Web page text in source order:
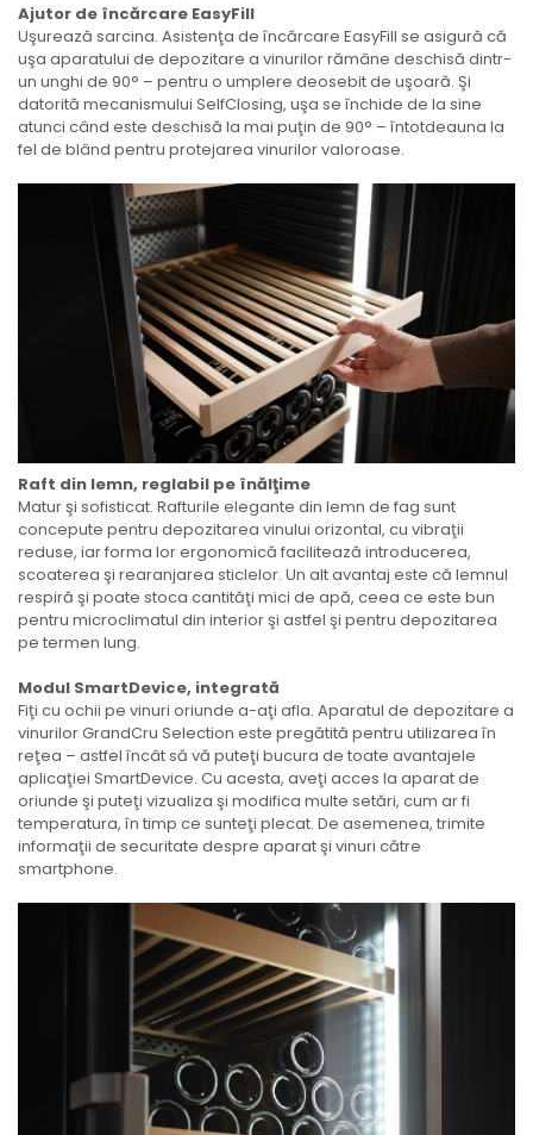
Ajutor de încărcare EasyFill
Uşurează sarcina. Asistenţa de încărcare EasyFill se asigură că
uşa aparatului de depozitare a vinurilor rămâne deschisă dintr-
un unghi de 90° – pentru o umplere deosebit de uşoară. Şi
datorită mecanismului SelfClosing, uşa se închide de la sine
atunci când este deschisă la mai puţin de 90° – întotdeauna la
fel de blând pentru protejarea vinurilor valoroase.
Raft din lemn, reglabil pe înălţime
Matur şi sofisticat. Rafturile elegante din lemn de fag sunt
concepute pentru depozitarea vinului orizontal, cu vibraţii
reduse, iar forma lor ergonomică facilitează introducerea,
scoaterea şi rearanjarea sticlelor. Un alt avantaj este că lemnul
respiră şi poate stoca cantităţi mici de apă, ceea ce este bun
pentru microclimatul din interior şi astfel şi pentru depozitarea
pe termen lung.
Modul SmartDevice, integrată
Fiţi cu ochii pe vinuri oriunde a-aţi afla. Aparatul de depozitare a
vinurilor GrandCru Selection este pregătită pentru utilizarea în
reţea – astfel încât să vă puteţi bucura de toate avantajele
aplicaţiei SmartDevice. Cu acesta, aveţi acces la aparat de
oriunde şi puteţi vizualiza şi modifica multe setări, cum ar fi
temperatura, în timp ce sunteţi plecat. De asemenea, trimite
informaţii de securitate despre aparat şi vinuri către
smartphone.